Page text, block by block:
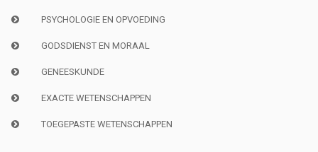
PSYCHOLOGIE EN OPVOEDING
GODSDIENST EN MORAAL
GENEESKUNDE
EXACTE WETENSCHAPPEN
TOEGEPASTE WETENSCHAPPEN